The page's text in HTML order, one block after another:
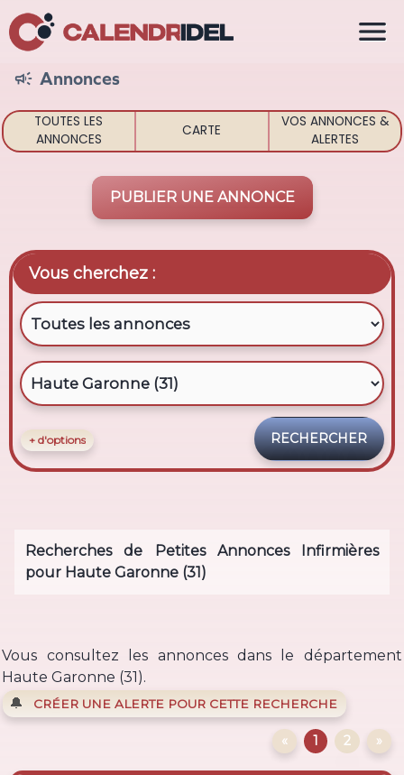
 Annonces
TOUTES LES
ANNONCES
CARTE
VOS ANNONCES &
ALERTES
PUBLIER UNE ANNONCE
Vous cherchez :
+ d'options
Recherches de Petites Annonces Infirmières
pour Haute Garonne (31)
Vous consultez les annonces dans le département
Haute Garonne (31).
🔔 CRÉER UNE ALERTE POUR CETTE RECHERCHE
« 1 2 »
